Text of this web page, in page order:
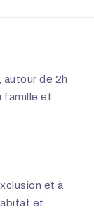
de 2h
famille et
et à
et